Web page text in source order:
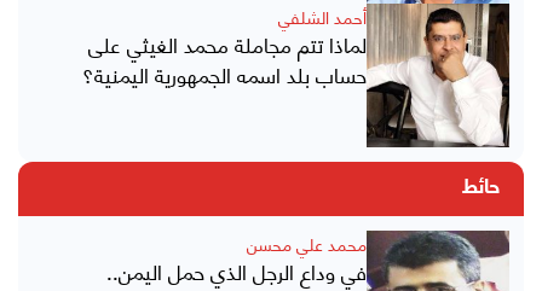
أحمد الشلفي
لماذا تتم مجاملة محمد الغيثي على
حساب بلد اسمه الجمهورية اليمنية؟
حائط
محمد علي محسن
في وداع الرجل الذي حمل اليمن..